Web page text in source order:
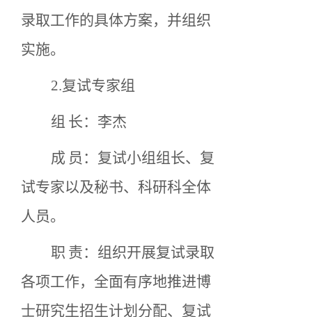
录取工作的具体方案，并组织
实施。
2.复试专家组
组 长：李杰
成 员：复试小组组长、复
试专家以及秘书、科研科全体
人员。
职 责：组织开展复试录取
各项工作，全面有序地推进博
士研究生招生计划分配、复试